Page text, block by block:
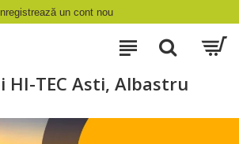
un cont nou
HI-TEC Asti, Albastru